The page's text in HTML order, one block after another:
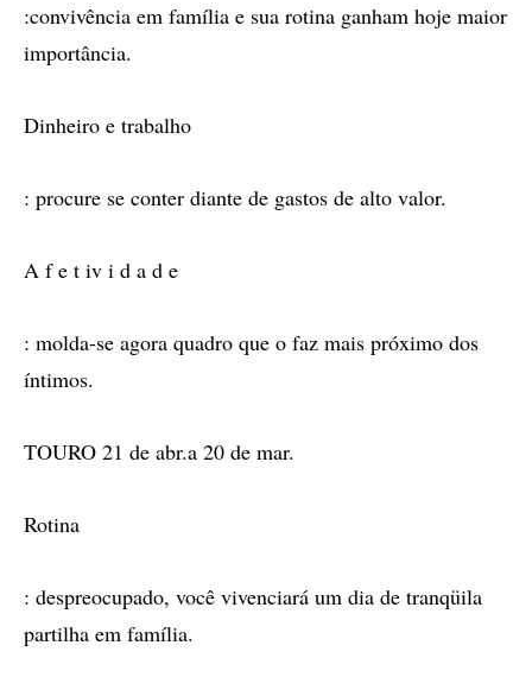
:convivência em família e sua rotina ganham hoje maior
importância.
Dinheiro e trabalho
: procure se conter diante de gastos de alto valor.
A f e t iv i d a d e
: molda-se agora quadro que o faz mais próximo dos
íntimos.
TOURO 21 de abr.a 20 de mar.
Rotina
: despreocupado, você vivenciará um dia de tranqüila
partilha em família.